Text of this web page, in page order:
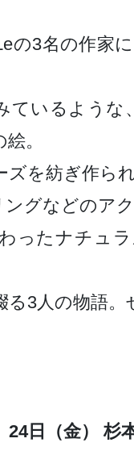
の3名の作家
ているような
。
ズを紡ぎ作ら
グなどのア
ったナチュ
る3人の物語
24日（金） 杉